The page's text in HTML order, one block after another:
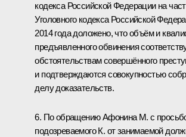
кодекса Российской Федерации на
Уголовного кодекса Российской
2014 года доложено, что объём и
предъявленного обвинения
обстоятельствам совершённого
и подтверждаются совокупностью
делу доказательств.
6. По обращению Афонина М. с
подозреваемого К. от занимаемой